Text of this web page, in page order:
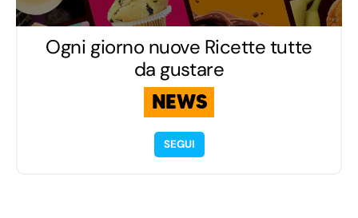
Ogni giorno nuove Ricette tutte
da gustare
NEWS
SEGUI